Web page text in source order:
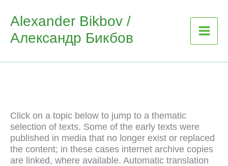
content
Alexander Bikbov /
Александр Бикбов
Click on a topic below to jump to a thematic
selection of texts. Some of the early texts were
published in media that no longer exist or replaced
the content; in these cases internet archive copies
are linked, where available. Automatic translation